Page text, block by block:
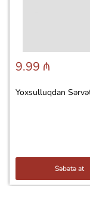
9.99 ₼
Yoxsulluqdan
Səbətə at